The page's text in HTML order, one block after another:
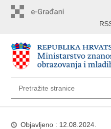
Objavljeno : 12.08.2024.